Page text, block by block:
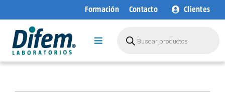
al
contenido
Formación Contacto Clientes
Toggle
Empresa
productos